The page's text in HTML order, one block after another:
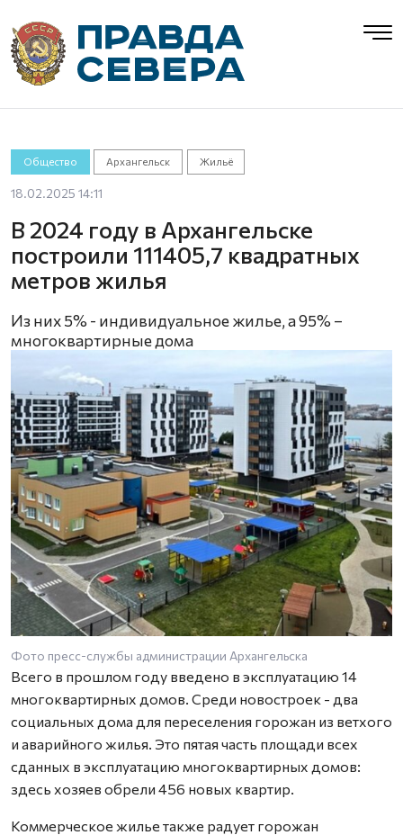
Общество Архангельск Жильё
18.02.2025 14:11
В 2024 году в Архангельске
построили 111405,7 квадратных
метров жилья
Из них 5% - индивидуальное жилье, а 95% –
многоквартирные дома
Фото пресс-службы администрации Архангельска
Всего в прошлом году введено в эксплуатацию 14
многоквартирных домов. Среди новостроек - два
социальных дома для переселения горожан из ветхого
и аварийного жилья. Это пятая часть площади всех
сданных в эксплуатацию многоквартирных домов:
здесь хозяев обрели 456 новых квартир.
Коммерческое жилье также радует горожан